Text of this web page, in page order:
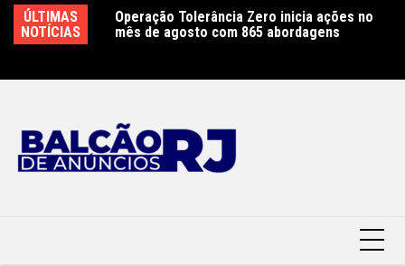
para
ÚLTIMAS
NOTÍCIAS
promove
Teatro Popular
Municipal de
Operação Tolerância Zero inicia ações no
mês de agosto com 865 abordagens